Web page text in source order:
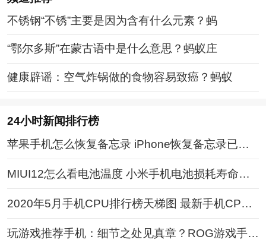
不锈钢“不锈”主要是因为含有什么元素？蚂
“鄂尔多斯”在蒙古语中是什么意思？蚂蚁庄
健康辟谣：空气炸锅做的食物容易致癌？蚂蚁
24小时新闻排行榜
苹果手机怎么恢复备忘录 iPhone恢复备忘录已删
除数据记录方法
MIUI12怎么看电池温度 小米手机电池损耗寿命查
看方法
2020年5月手机CPU排行榜天梯图 最新手机CPU
处理器性能排名
玩游戏推荐手机：细节之处见真章？ROG游戏手机